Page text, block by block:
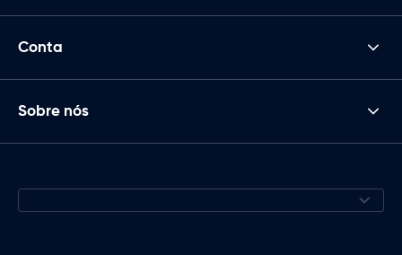
Conta
Sobre nós